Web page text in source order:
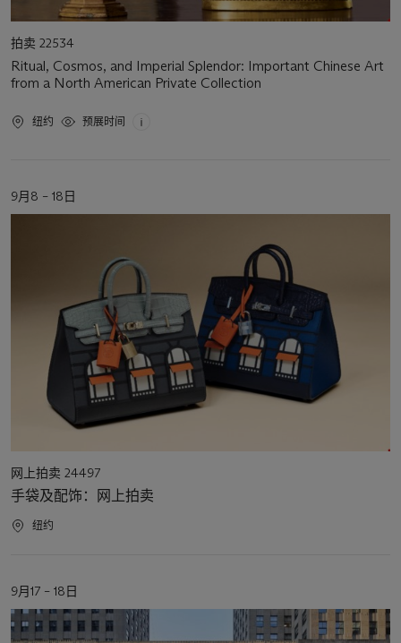
活
动
类
型
拍卖 22534
Ritual, Cosmos, and Imperial Splendor: Important Chinese Art
from a North American Private Collection
活
纽约 预展时间
活
动
9月8 – 18日
活
动
类
型
网上拍卖 24497
手袋及配饰：网上拍卖
活
纽约
活
动
日
期
9月17 – 18日